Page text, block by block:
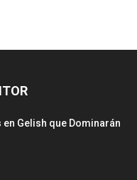
en Gelish que Dominarán